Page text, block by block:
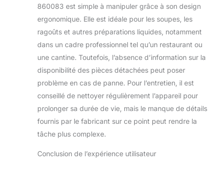
860083 est simple à manipuler grâce à son design
ergonomique. Elle est idéale pour les soupes, les
ragoûts et autres préparations liquides, notamment
dans un cadre professionnel tel qu’un restaurant ou
une cantine. Toutefois, l’absence d’information sur la
disponibilité des pièces détachées peut poser
problème en cas de panne. Pour l’entretien, il est
conseillé de nettoyer régulièrement l’appareil pour
prolonger sa durée de vie, mais le manque de détails
fournis par le fabricant sur ce point peut rendre la
tâche plus complexe.
Conclusion de l’expérience utilisateur